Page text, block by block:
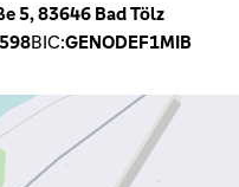
5,83646 Bad Tölz
BIC:GENODEF1MIB